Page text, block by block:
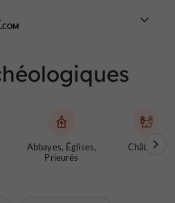
Abbayes, Églises,
Prieurés
Châteaux